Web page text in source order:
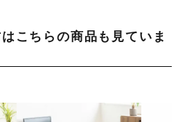
こちらの商品も見ていま